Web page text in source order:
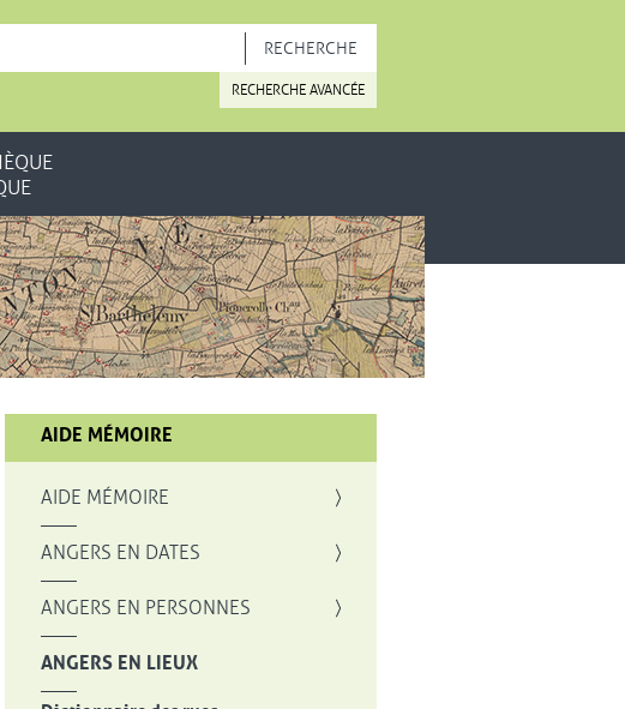
RECHERCHE AVANCÉE
AIDE MÉMOIRE
AIDE MÉMOIRE
ANGERS EN DATES
ANGERS EN PERSONNES
ANGERS EN LIEUX